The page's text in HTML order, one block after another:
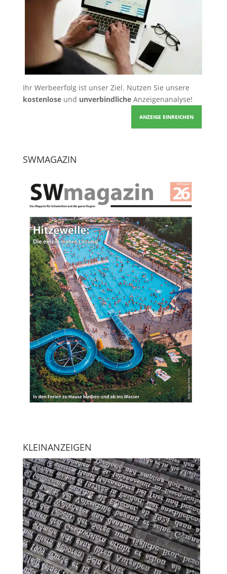
Ihr Werbeerfolg ist unser Ziel. Nutzen Sie unsere
kostenloseund unverbindlicheAnzeigenanalyse!
ANZEIGE EINREICHEN
SWMAGAZIN
KLEINANZEIGEN